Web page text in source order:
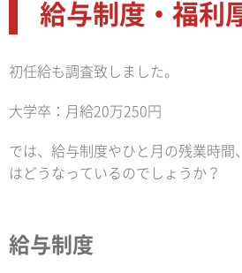
給与制度・福利
初任給も調査致しました。
大学卒：月給20万250円
では、給与制度やひと月の残業時間
はどうなっているのでしょうか？
給与制度